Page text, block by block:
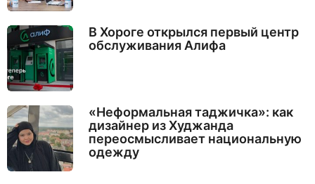
В Хороге открылся первый центр
обслуживания Алифа
«Неформальная таджичка»: как
дизайнер из Худжанда
переосмысливает национальную
одежду